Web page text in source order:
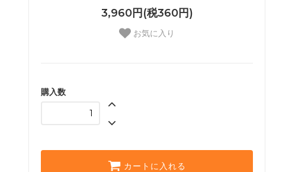
3,960円(税360円)
お気に入り
購入数
カートに入れる